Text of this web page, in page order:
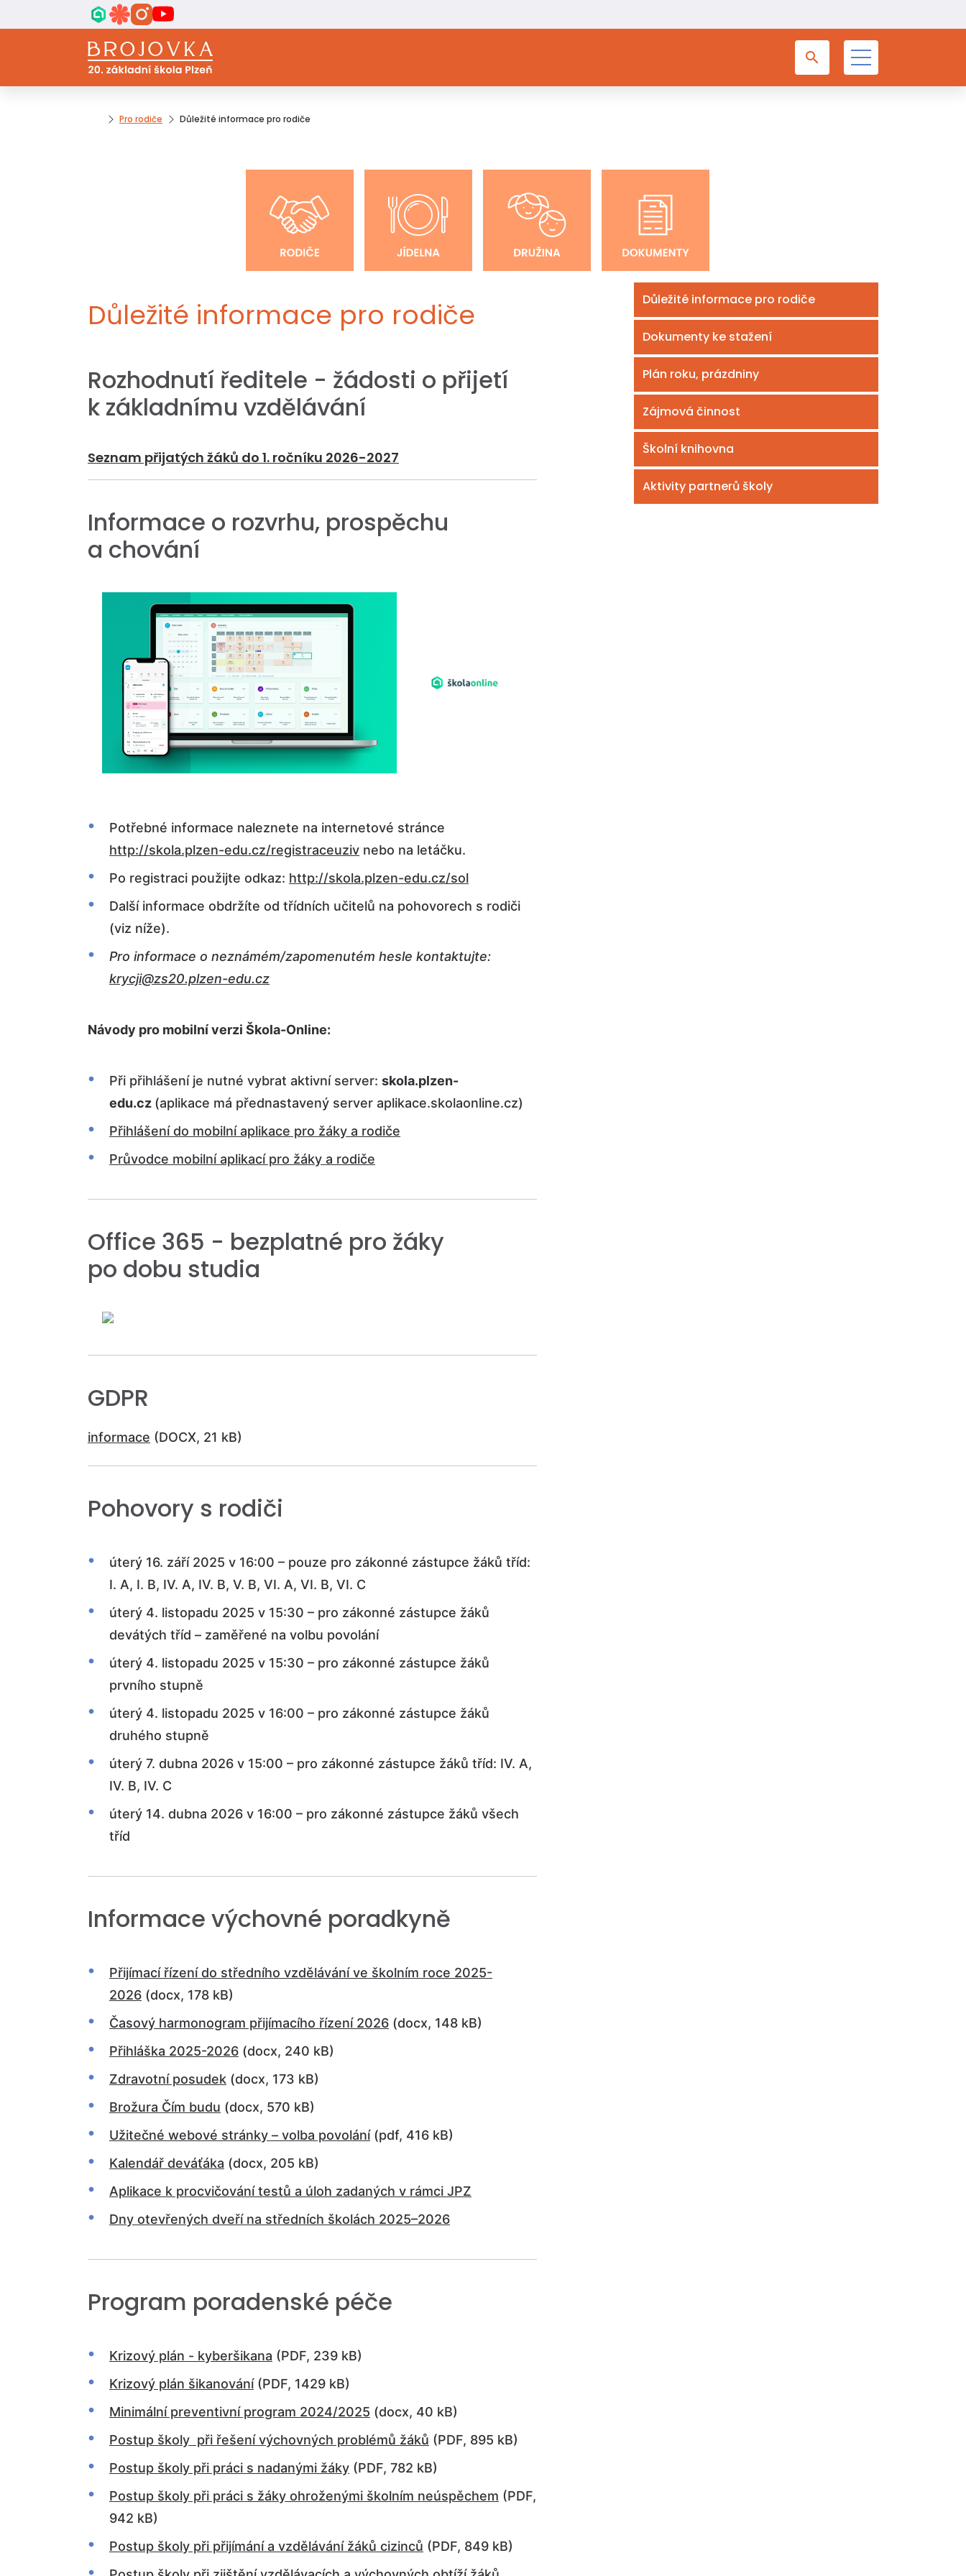
Pro rodiče Důležité informace pro rodiče
Důležité informace pro rodiče
Rozhodnutí ředitele - žádosti o přijetí
k základnímu vzdělávání
Seznam přijatých žáků do 1. ročníku 2026-2027
Informace o rozvrhu, prospěchu
a chování
Potřebné informace naleznete na internetové stránce
http://skola.plzen-edu.cz/registraceuziv nebo na letáčku.
Po registraci použijte odkaz: http://skola.plzen-edu.cz/sol
Další informace obdržíte od třídních učitelů na pohovorech s rodiči
(viz níže).
Pro informace o neznámém/zapomenutém hesle kontaktujte:
krycji@zs20.plzen-edu.cz
Návody pro mobilní verzi Škola-Online:
Při přihlášení je nutné vybrat aktivní server: skola.plzen-
edu.cz (aplikace má přednastavený server aplikace.skolaonline.cz)
Přihlášení do mobilní aplikace pro žáky a rodiče
Průvodce mobilní aplikací pro žáky a rodiče
Office 365 - bezplatné pro žáky
po dobu studia
GDPR
informace (DOCX, 21 kB)
Pohovory s rodiči
úterý 16. září 2025 v 16:00 – pouze pro zákonné zástupce žáků tříd:
I. A, I. B, IV. A, IV. B, V. B, VI. A, VI. B, VI. C
úterý 4. listopadu 2025 v 15:30 – pro zákonné zástupce žáků
devátých tříd – zaměřené na volbu povolání
úterý 4. listopadu 2025 v 15:30 – pro zákonné zástupce žáků
prvního stupně
úterý 4. listopadu 2025 v 16:00 – pro zákonné zástupce žáků
druhého stupně
úterý 7. dubna 2026 v 15:00 – pro zákonné zástupce žáků tříd: IV. A,
IV. B, IV. C
úterý 14. dubna 2026 v 16:00 – pro zákonné zástupce žáků všech
tříd
Informace výchovné poradkyně
Přijímací řízení do středního vzdělávání ve školním roce 2025-
2026 (docx, 178 kB)
Časový harmonogram přijímacího řízení 2026 (docx, 148 kB)
Přihláška 2025-2026 (docx, 240 kB)
Zdravotní posudek (docx, 173 kB)
Brožura Čím budu (docx, 570 kB)
Užitečné webové stránky – volba povolání(pdf, 416 kB)
Kalendář deváťáka (docx, 205 kB)
Aplikace k procvičování testů a úloh zadaných v rámci JPZ
Dny otevřených dveří na středních školách 2025–2026
Program poradenské péče
Krizový plán - kyberšikana (PDF, 239 kB)
Krizový plán šikanování(PDF, 1429 kB)
Minimální preventivní program 2024/2025 (docx, 40 kB)
Postup školy při řešení výchovných problémů žáků (PDF, 895 kB)
Postup školy při práci s nadanými žáky (PDF, 782 kB)
Postup školy při práci s žáky ohroženými školním neúspěchem (PDF,
942 kB)
Postup školy při přijímání a vzdělávání žáků cizinců (PDF, 849 kB)
Důležité informace pro rodiče
Dokumenty ke stažení
Plán roku, prázdniny
Zájmová činnost
Školní knihovna
Aktivity partnerů školy